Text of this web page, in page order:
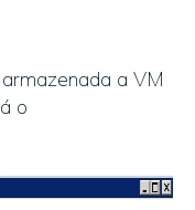
a VM
o